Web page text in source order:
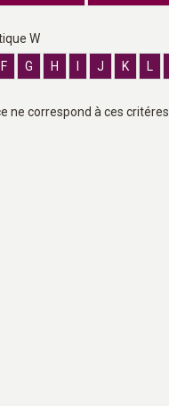
W
F G H J K L
ne correspond à ces critéres.